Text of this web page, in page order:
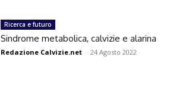
Ricerca e futuro
Sindrome metabolica, calvizie e alarina
Redazione Calvizie.net - 24 Agosto 2022